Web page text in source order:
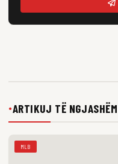
●ARTIKUJ TË NGJASHËM
MLB